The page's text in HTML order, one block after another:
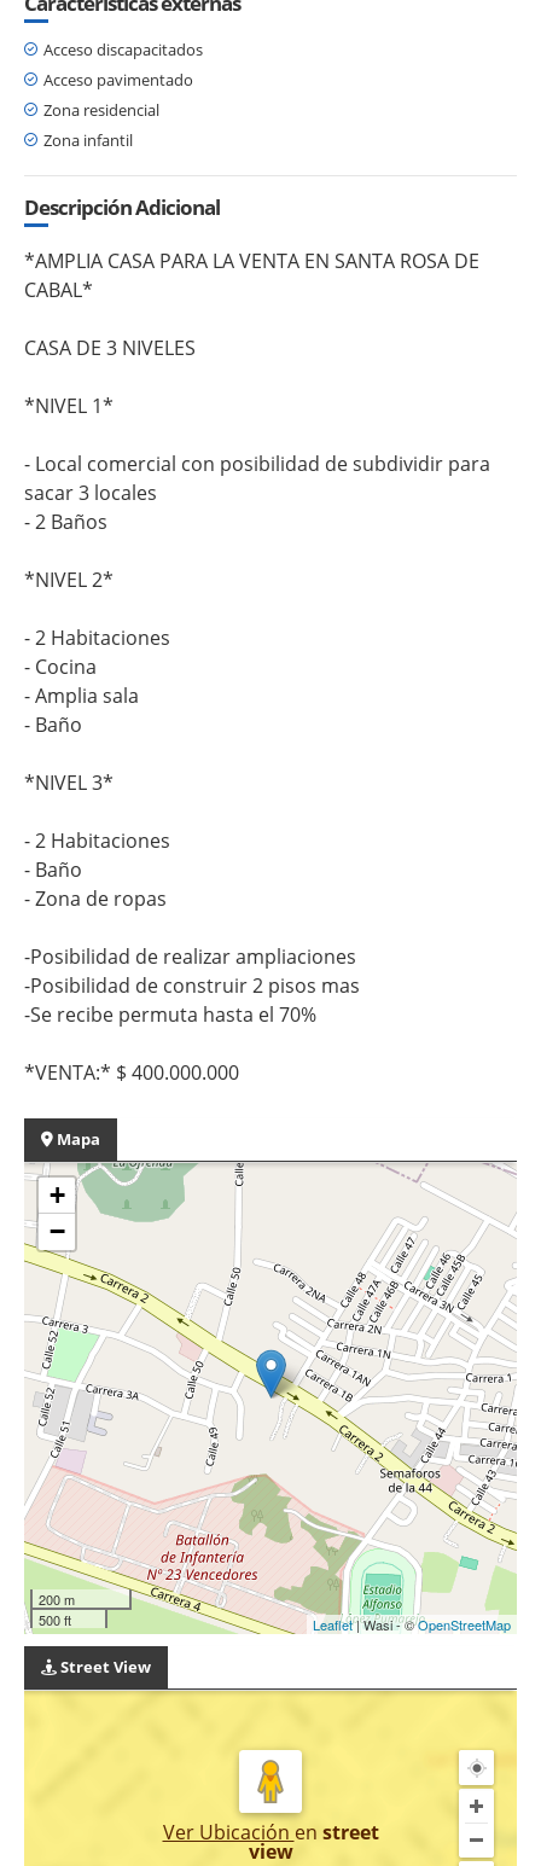
Acceso discapacitados
Acceso pavimentado
Zona residencial
Zona infantil
Descripción Adicional
*AMPLIA CASA PARA LA VENTA EN SANTA ROSA DE
CABAL*
CASA DE 3 NIVELES
*NIVEL 1*
- Local comercial con posibilidad de subdividir para
sacar 3 locales
- 2 Baños
*NIVEL 2*
- 2 Habitaciones
- Cocina
- Amplia sala
- Baño
*NIVEL 3*
- 2 Habitaciones
- Baño
- Zona de ropas
-Posibilidad de realizar ampliaciones
-Posibilidad de construir 2 pisos mas
-Se recibe permuta hasta el 70%
*VENTA:* $ 400.000.000
Mapa
+
−
200 m
500 ft
Leaflet| Wasi - ©OpenStreetMap
Street View
Ver Ubicación en street
view